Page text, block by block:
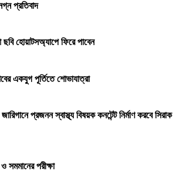
প্রতিবাদ
হোয়াটসঅ্যাপে ফিরে পাবেন
একযুগ পূর্তিতে শোভাযাত্রা
প্রজনন স্বাস্থ্য বিষয়ক কনটেন্ট নির্মাণ করবে সিরাক
পরীক্ষা